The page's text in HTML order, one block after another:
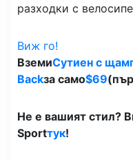
разходки с
Виж го!
ВземиСутиен с
Backза само$69
Не е вашият стил?
Sportтук!